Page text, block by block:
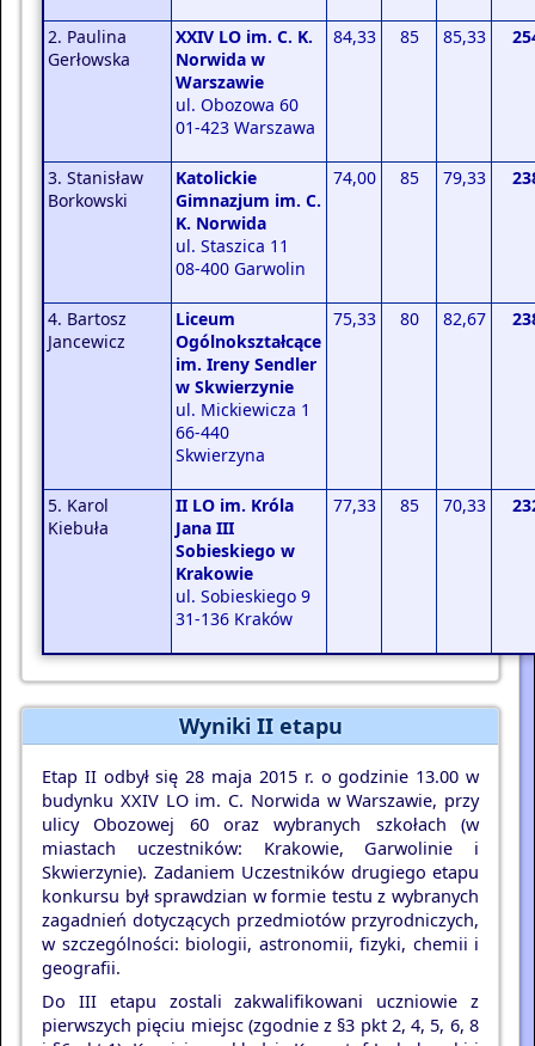
2. Paulina
Gerłowska
XXIV LO im. C. K.
Norwida w
Warszawie
ul. Obozowa 60
01-423 Warszawa
84,33 85 85,33
3. Stanisław
Borkowski
Katolickie
Gimnazjum im. C.
K. Norwida
ul. Staszica 11
08-400 Garwolin
74,00 85 79,33
4. Bartosz
Jancewicz
Liceum
Ogólnokształcące
im. Ireny Sendler
w Skwierzynie
ul. Mickiewicza 1
66-440
Skwierzyna
75,33 80 82,67
5. Karol
Kiebuła
II LO im. Króla
Jana III
Sobieskiego w
Krakowie
ul. Sobieskiego 9
31-136 Kraków
77,33 85 70,33
Wyniki II etapu
Etap II odbył się 28 maja 2015 r. o godzinie 13.00 w
budynku XXIV LO im. C. Norwida w Warszawie, przy
ulicy Obozowej 60 oraz wybranych szkołach (w
miastach uczestników: Krakowie, Garwolinie i
Skwierzynie). Zadaniem Uczestników drugiego etapu
konkursu był sprawdzian w formie testu z wybranych
zagadnień dotyczących przedmiotów przyrodniczych,
w szczególności: biologii, astronomii, fizyki, chemii i
geografii.
Do III etapu zostali zakwalifikowani uczniowie z
pierwszych pięciu miejsc (zgodnie z §3 pkt 2, 4, 5, 6, 8